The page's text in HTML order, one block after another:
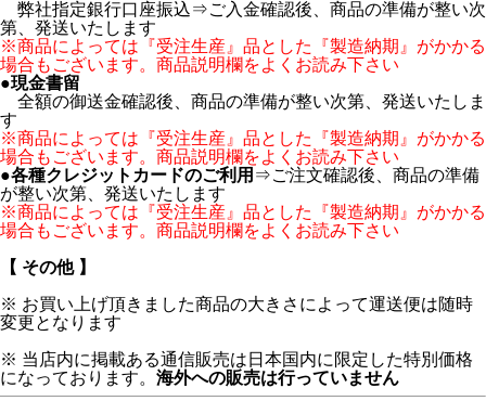
弊社指定銀行口座振込⇒ご入金確認後、商品の準備が整い次
第、発送いたします
※商品によっては『受注生産』品とした『製造納期』がかかる
場合もございます。商品説明欄をよくお読み下さい
●現金書留
全額の御送金確認後、商品の準備が整い次第、発送いたしま
す
※商品によっては『受注生産』品とした『製造納期』がかかる
場合もございます。商品説明欄をよくお読み下さい
●各種クレジットカードのご利用 ⇒ご注文確認後、商品の準備
が整い次第、発送いたします
※商品によっては『受注生産』品とした『製造納期』がかかる
場合もございます。商品説明欄をよくお読み下さい
【 その他 】
※ お買い上げ頂きました商品の大きさによって運送便は随時
変更となります
※ 当店内に掲載ある通信販売は日本国内に限定した特別価格
になっております。 海外への販売は行っていません